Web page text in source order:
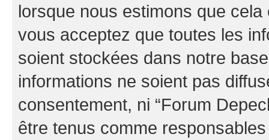
lorsque nous estimons que cela
vous acceptez que toutes les
soient stockées dans notre
informations ne soient pas
consentement, ni “Forum
être tenus comme